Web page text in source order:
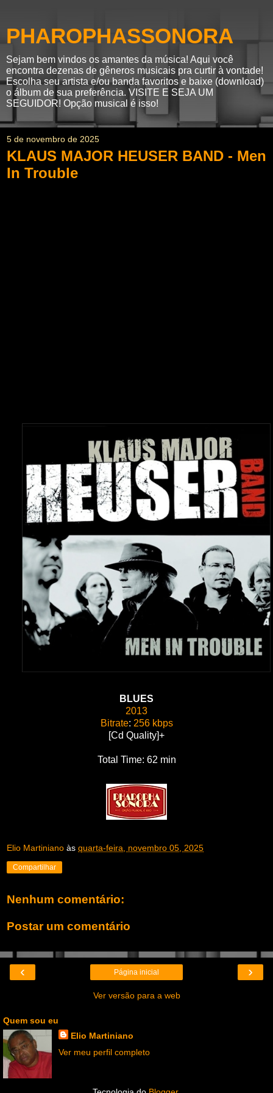
PHAROPHASSONORA
Sejam bem vindos os amantes da música! Aqui você
encontra dezenas de gêneros musicais pra curtir à vontade!
Escolha seu artista e/ou banda favoritos e baixe (download)
o álbum de sua preferência. VISITE E SEJA UM
SEGUIDOR! Opção musical é isso!
5 de novembro de 2025
KLAUS MAJOR HEUSER BAND - Men
In Trouble
BLUES
2013
Bitrate: 256 kbps
[Cd Quality]+
Total Time: 62 min
Elio Martiniano às quarta-feira, novembro 05, 2025
Compartilhar
Nenhum comentário:
Postar um comentário
‹ ›
Página inicial
Ver versão para a web
Quem sou eu
Elio Martiniano
Ver meu perfil completo